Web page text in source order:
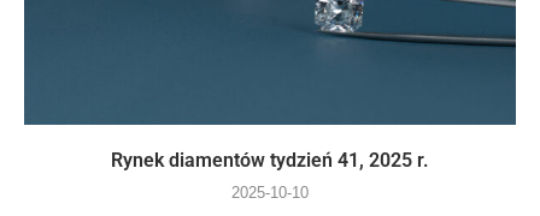
Rynek diamentów tydzień 41, 2025 r.
2025-10-10